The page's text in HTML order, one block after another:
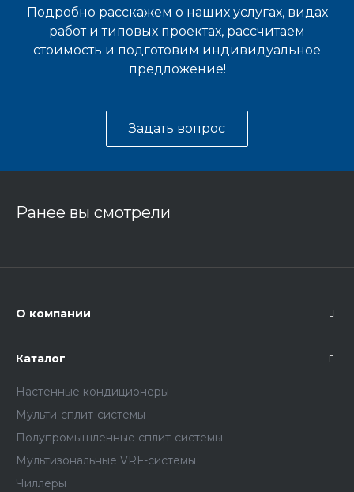
Подробно расскажем о наших услугах, видах
работ и типовых проектах, рассчитаем
стоимость и подготовим индивидуальное
предложение!
Задать вопрос
Ранее вы смотрели
О компании
Каталог
Настенные кондиционеры
Мульти-сплит-системы
Полупромышленные сплит-системы
Мультизональные VRF-системы
Чиллеры